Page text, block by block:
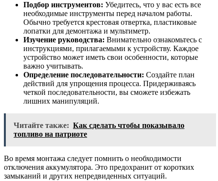
Подбор инструментов: Убедитесь, что у вас есть все
необходимые инструменты перед началом работы.
Обычно требуется крестовая отвертка, пластиковые
лопатки для демонтажа и мультиметр.
Изучение руководства: Внимательно ознакомьтесь с
инструкциями, прилагаемыми к устройству. Каждое
устройство может иметь свои особенности, которые
важно учитывать.
Определение последовательности: Создайте план
действий для упрощения процесса. Придерживаясь
четкой последовательности, вы сможете избежать
лишних манипуляций.
Читайте также: Как сделать чтобы показывало
топливо на патриоте
Во время монтажа следует помнить о необходимости
отключения аккумулятора. Это предохранит от коротких
замыканий и других непредвиденных ситуаций.